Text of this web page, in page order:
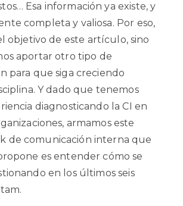
Esa información ya existe, y
completa y valiosa. Por eso,
objetivo de este artículo, sino
aportar otro tipo de
para que siga creciendo
Y dado que tenemos
diagnosticando la CI en
armamos este
de comunicación interna que
es entender cómo se
en los últimos seis